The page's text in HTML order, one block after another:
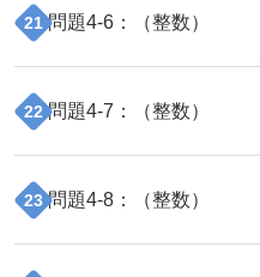
21 問題4-6 ：（整数）
22 問題4-7 ：（整数）
23 問題4-8 ：（整数）